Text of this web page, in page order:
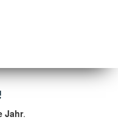
Jahr.